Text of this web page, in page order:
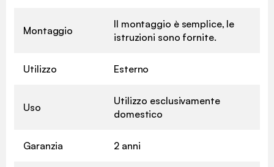
Montaggio
Il montaggio è semplice, le
istruzioni sono fornite.
Utilizzo Esterno
Uso
Utilizzo esclusivamente
domestico
Garanzia 2 anni